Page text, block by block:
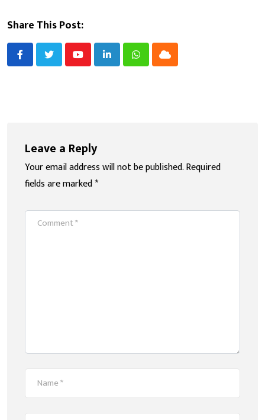
Share This Post:
YoutubeLinkedInWhatsappCloud
Leave a Reply
Your email address will not be published.Required
fields are marked*